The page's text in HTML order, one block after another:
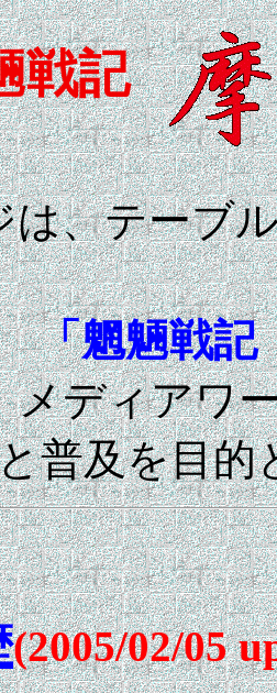
戦記
は、テーブ
「魍魎戦
メディアワ
普及を目的
(2005/02/05